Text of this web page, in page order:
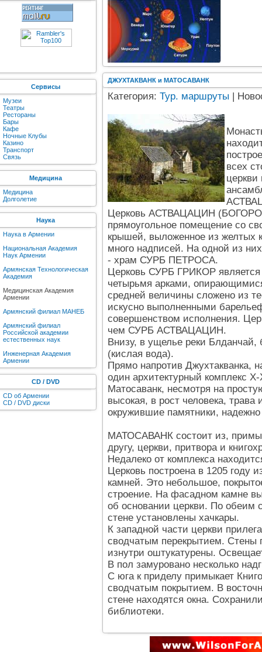
Сервисы
Музеи
Театры
Рестораны
Бары
Кафе
Ночные Клубы
Казино
Транспорт
Связь
Медицина
Медицина
Долголетие
Наука
Наука в Армении
Национальная Академия
Наук Армении
Армянская Технологическая
Академия
Медицинская Академия
Армении
Армянский филиал МАНЕБ
Армянский филиал
Российской академии
естественных наук
Инженерная Академия
Армении
CD / DVD
CD об Армении
CD / DVD диски
ДЖУХТАКВАНК и МАТОСАВАНК
Категория: Тур. маршруты |
всех
церкви
Церковь АСТВАЦАЦИН
прямоугольное помещение со
крышей, выложенное из желтых
много надписей. На одной из
- храм СУРБ ПЕТРОСА.
Церковь СУРБ ГРИКОР
четырьмя арками,
средней величины сложено из
искусно выполненными
совершенством исполнения.
чем СУРБ АСТВАЦАЦИН.
Внизу, в ущелье реки Блданчай,
(кислая вода).
Прямо напротив Джухтакванка,
один архитектурный комплекс
Матосаванк, несмотря на
высокая, в рост человека, трава
окружившие памятники, надежно
МАТОСАВАНК состоит из,
другу, церкви, притвора и
Недалеко от комплекса
Церковь построена в 1205 году
камней. Это небольшое,
строение. На фасадном камне
об основании церкви. По обеим
стене установлены хачкары.
К западной части церкви
сводчатым перекрытием. Стены
изнутри оштукатурены.
В пол замуровано несколько
С юга к приделу примыкает
сводчатым покрытием. В
стене находятся окна.
библиотеки.